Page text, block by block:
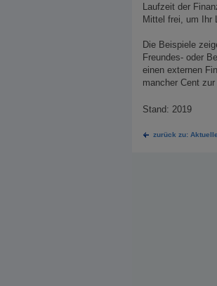
Laufzeit der
Mittel frei, um Ihr
Die Beispiele
Freundes- oder
einen externen
mancher Cent
Stand: 2019
zurück zu: